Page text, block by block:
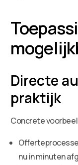
Directe
praktijk
Concrete
nu in minuten